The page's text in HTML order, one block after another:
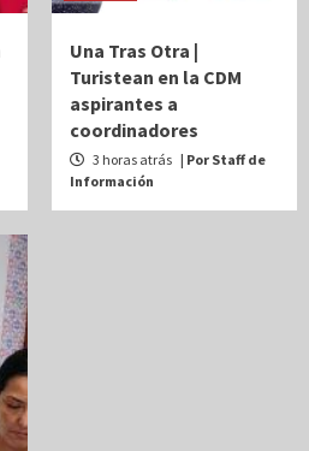
Una Tras Otra |
Turistean en la CDM
aspirantes a
coordinadores
3 horas atrás | Por Staff de
Información